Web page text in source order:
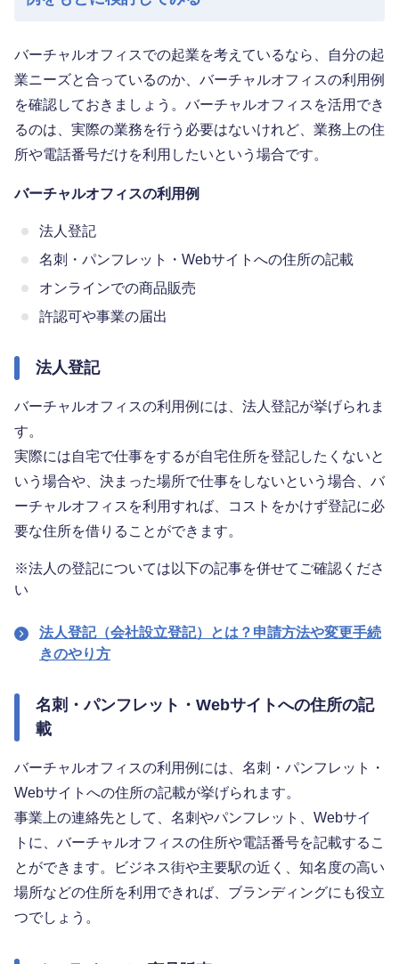
バーチャルオフィスでの起業を考えているなら、自分の起
業ニーズと合っているのか、バーチャルオフィスの利用例
を確認しておきましょう。バーチャルオフィスを活用でき
るのは、実際の業務を行う必要はないけれど、業務上の住
所や電話番号だけを利用したいという場合です。
バーチャルオフィスの利用例
法人登記
名刺・パンフレット・Webサイトへの住所の記載
オンラインでの商品販売
許認可や事業の届出
法人登記
バーチャルオフィスの利用例には、法人登記が挙げられま
す。
実際には自宅で仕事をするが自宅住所を登記したくないと
いう場合や、決まった場所で仕事をしないという場合、バ
ーチャルオフィスを利用すれば、コストをかけず登記に必
要な住所を借りることができます。
※法人の登記については以下の記事を併せてご確認くださ
い
法人登記（会社設立登記）とは？申請方法や変更手続
きのやり方
名刺・パンフレット・Webサイトへの住所の記
載
バーチャルオフィスの利用例には、名刺・パンフレット・
Webサイトへの住所の記載が挙げられます。
事業上の連絡先として、名刺やパンフレット、Webサイ
トに、バーチャルオフィスの住所や電話番号を記載するこ
とができます。ビジネス街や主要駅の近く、知名度の高い
場所などの住所を利用できれば、ブランディングにも役立
つでしょう。